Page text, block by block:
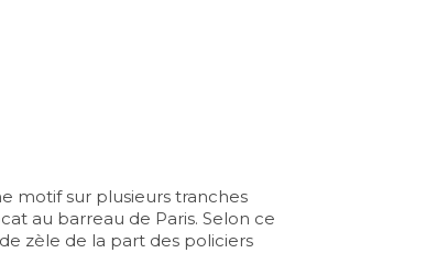
motif sur plusieurs tranches
au barreau de Paris. Selon ce
zèle de la part des policiers